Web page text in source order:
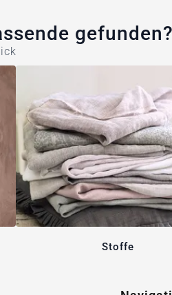
gefunden?
Stoffe